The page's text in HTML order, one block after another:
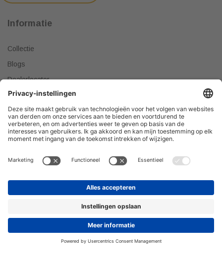
Informatie
Collectie
Blogs
Dealerlocator
Dealer worden
Meest gestelde vragen
Tips & Tricks